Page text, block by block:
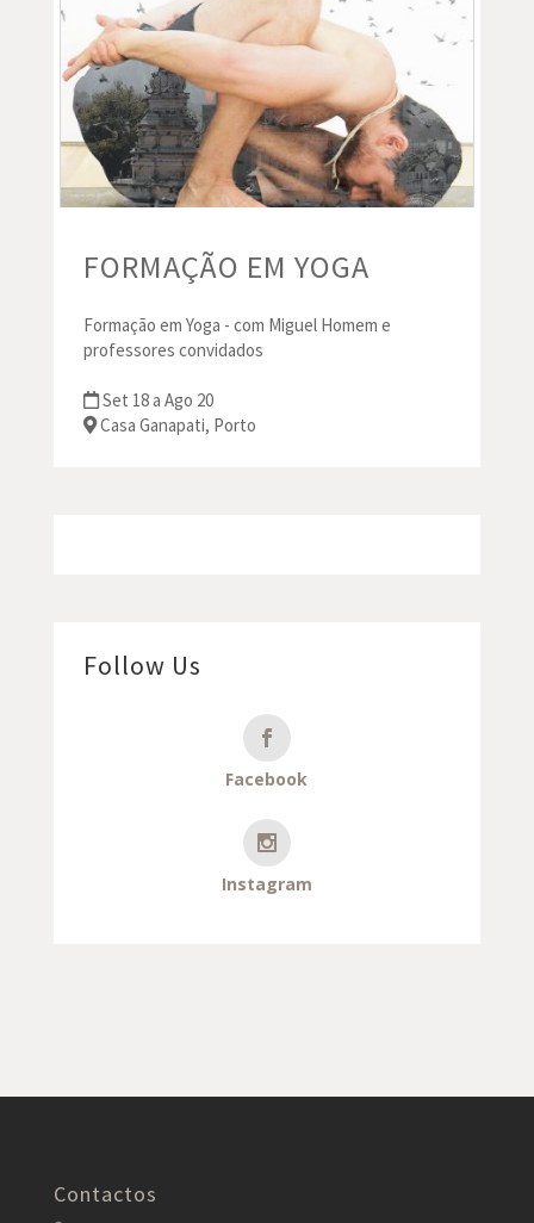
FORMAÇÃO EM YOGA
Formação em Yoga - com Miguel Homem e
professores convidados
Set 18 a Ago 20
Casa Ganapati, Porto
Follow Us
Facebook
Instagram
Contactos